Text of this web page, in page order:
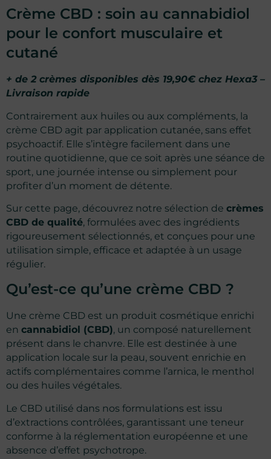
Crème CBD : soin au cannabidiol
pour le confort musculaire et
cutané
+ de 2 crèmes disponibles dès 19,90€ chez Hexa3 –
Livraison rapide
Contrairement aux huiles ou aux compléments, la
crème CBD agit par application cutanée, sans effet
psychoactif. Elle s’intègre facilement dans une
routine quotidienne, que ce soit après une séance de
sport, une journée intense ou simplement pour
profiter d’un moment de détente.
Sur cette page, découvrez notre sélection de crèmes
CBD de qualité, formulées avec des ingrédients
rigoureusement sélectionnés, et conçues pour une
utilisation simple, efficace et adaptée à un usage
régulier.
Qu’est-ce qu’une crème CBD ?
Une crème CBD est un produit cosmétique enrichi
en cannabidiol (CBD), un composé naturellement
présent dans le chanvre. Elle est destinée à une
application locale sur la peau, souvent enrichie en
actifs complémentaires comme l’arnica, le menthol
ou des huiles végétales.
Le CBD utilisé dans nos formulations est issu
d’extractions contrôlées, garantissant une teneur
conforme à la réglementation européenne et une
absence d’effet psychotrope.